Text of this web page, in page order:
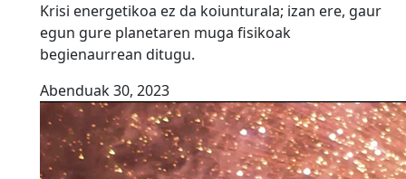
Krisi energetikoa ez da koiunturala; izan ere, gaur
egun gure planetaren muga fisikoak
begienaurrean ditugu.
Abenduak 30, 2023